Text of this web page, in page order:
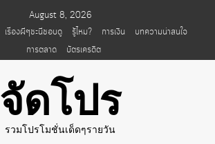
August 8, 2026
เรื่องผีๆชะนีชอบดู รู้ไหม? การเงิน
บทความน่าสนใจ
การตลาด
บัตรเครดิต
จัดโปร
รวมโปรโมชั่นเด็ดๆรายวัน